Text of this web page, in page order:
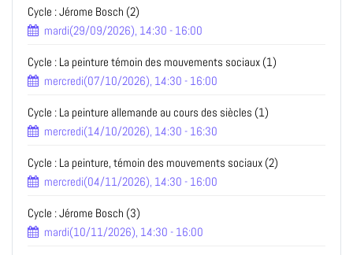
Cycle : Jérome Bosch (2)
mardi(29/09/2026), 14:30 - 16:00
Cycle : La peinture témoin des mouvements sociaux (1)
mercredi(07/10/2026), 14:30 - 16:00
Cycle : La peinture allemande au cours des siècles (1)
mercredi(14/10/2026), 14:30 - 16:30
Cycle : La peinture, témoin des mouvements sociaux (2)
mercredi(04/11/2026), 14:30 - 16:00
Cycle : Jérome Bosch (3)
mardi(10/11/2026), 14:30 - 16:00